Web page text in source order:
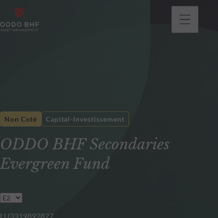
ODDO BHF Secondaries
Evergreen Fund
Non Coté Capital-Investissement
LU3319892827